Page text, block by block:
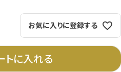
お気に入りに登録する
トに入れる